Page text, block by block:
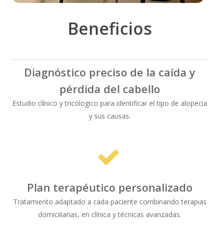
Beneficios
Diagnóstico preciso de la caída y
pérdida del cabello
Estudio clínico y tricólogico para identificar el tipo de alopecia
y sus causas.
Plan terapéutico personalizado
Tratamiento adaptado a cada paciente combinando terapias
domiciliarias, en clínica y técnicas avanzadas.